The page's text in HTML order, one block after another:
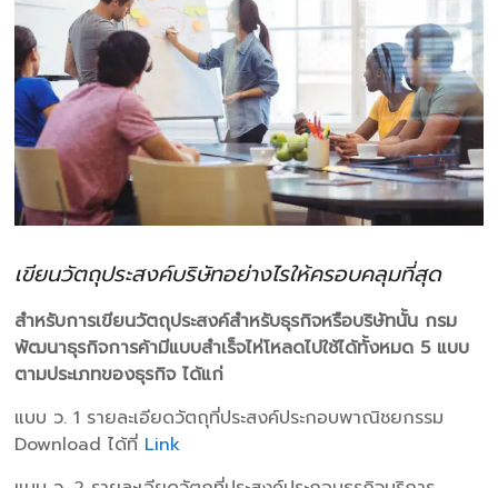
เขียนวัตถุประสงค์บริษัทอย่างไรให้ครอบคลุมที่สุด
สำหรับการเขียนวัตถุประสงค์สำหรับธุรกิจหรือบริษัทนั้น กรม
พัฒนาธุรกิจการค้ามีแบบสำเร็จไห่โหลดไปใช้ได้ทั้งหมด 5 แบบ
ตามประเภทของธุรกิจ ได้แก่
แบบ ว. 1 รายละเอียดวัตถุที่ประสงค์ประกอบพาณิชยกรรม
Download ได้ที่ Link